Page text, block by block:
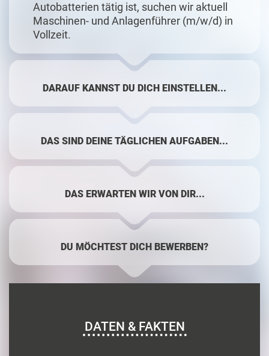
Autobatterien tätig ist, suchen wir aktuell
Maschinen- und Anlagenführer (m/w/d) in
Vollzeit.
DARAUF KANNST DU DICH EINSTELLEN...
DAS SIND DEINE TÄGLICHEN AUFGABEN...
DAS ERWARTEN WIR VON DIR...
DU MÖCHTEST DICH BEWERBEN?
DATEN & FAKTEN